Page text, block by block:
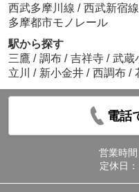
西武多摩川線 / 西武新宿線
多摩都市モノレール
駅から探す
三鷹 / 調布 / 吉祥寺 / 武蔵
立川
/ 新小金井 / 西調布 /
電話
営業時間
定休日：